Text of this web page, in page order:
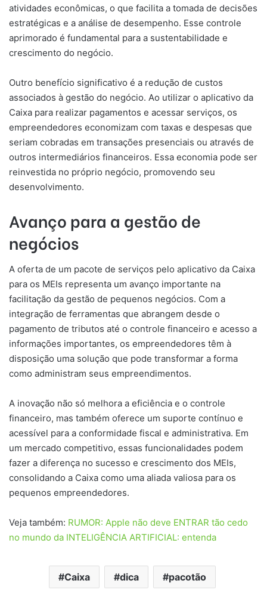
atividades econômicas, o que facilita a tomada de decisões
estratégicas e a análise de desempenho. Esse controle
aprimorado é fundamental para a sustentabilidade e
crescimento do negócio.
Outro benefício significativo é a redução de custos
associados à gestão do negócio. Ao utilizar o aplicativo da
Caixa para realizar pagamentos e acessar serviços, os
empreendedores economizam com taxas e despesas que
seriam cobradas em transações presenciais ou através de
outros intermediários financeiros. Essa economia pode ser
reinvestida no próprio negócio, promovendo seu
desenvolvimento.
Avanço para a gestão de
negócios
A oferta de um pacote de serviços pelo aplicativo da Caixa
para os MEIs representa um avanço importante na
facilitação da gestão de pequenos negócios. Com a
integração de ferramentas que abrangem desde o
pagamento de tributos até o controle financeiro e acesso a
informações importantes, os empreendedores têm à
disposição uma solução que pode transformar a forma
como administram seus empreendimentos.
A inovação não só melhora a eficiência e o controle
financeiro, mas também oferece um suporte contínuo e
acessível para a conformidade fiscal e administrativa. Em
um mercado competitivo, essas funcionalidades podem
fazer a diferença no sucesso e crescimento dos MEIs,
consolidando a Caixa como uma aliada valiosa para os
pequenos empreendedores.
Veja também: RUMOR: Apple não deve ENTRAR tão cedo
no mundo da INTELIGÊNCIA ARTIFICIAL: entenda
Caixa dica pacotão